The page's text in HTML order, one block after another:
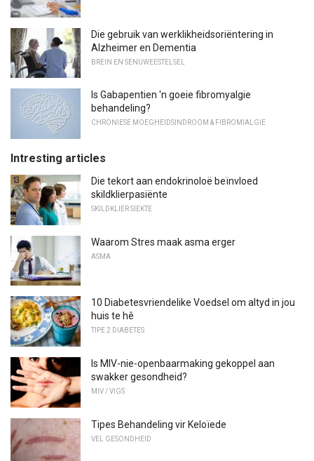
Die gebruik van werklikheidsoriëntering in
Alzheimer en Dementia
BREIN EN SENUWEESTELSEL
Is Gabapentien 'n goeie fibromyalgie
behandeling?
CHRONIESE MOEGHEIDSINDROOM & FIBROMIALGIE
Intresting articles
Die tekort aan endokrinoloë beïnvloed
skildklierpasiënte
SKILDKLIER SIEKTE
Waarom Stres maak asma erger
ASMA
10 Diabetesvriendelike Voedsel om altyd in jou
huis te hê
TIPE 2 DIABETES
Is MIV-nie-openbaarmaking gekoppel aan
swakker gesondheid?
MIV / VIGS
Tipes Behandeling vir Keloïede
VEL GESONDHEID